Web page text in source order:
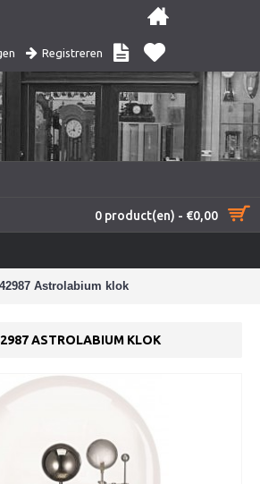
Registreren
0 product(en) - €0,00
Astrolabium klok
ASTROLABIUM KLOK